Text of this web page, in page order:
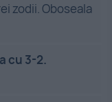
zodii. Oboseala
cu 3-2.